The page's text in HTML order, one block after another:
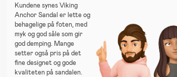
Kundene synes Viking
Anchor Sandal er lette og
behagelige på foten, med
myk og god såle som gir
god demping. Mange
setter også pris på det
fine designet og gode
kvaliteten på sandalen.